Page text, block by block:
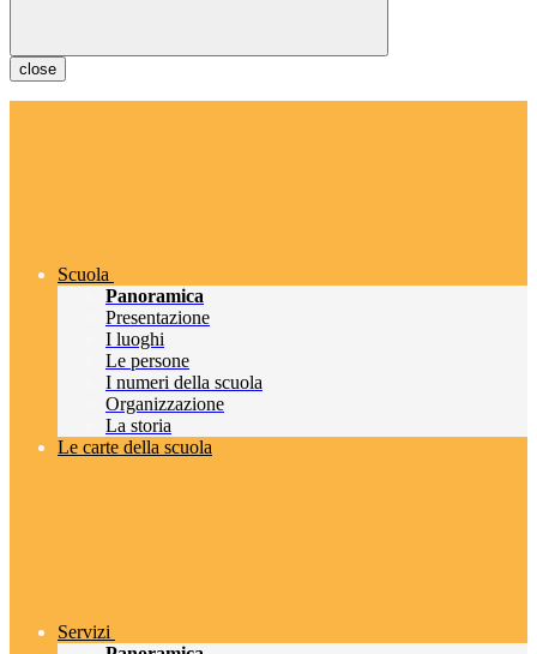
close
Scuola
Panoramica
Presentazione
I luoghi
Le persone
I numeri della scuola
Organizzazione
La storia
Le carte della scuola
Servizi